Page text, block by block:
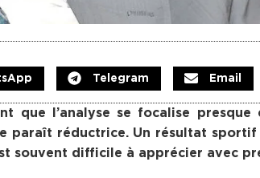
Telegram Email
que l’analyse se focalise presque
paraît réductrice. Un résultat
souvent difficile à apprécier avec